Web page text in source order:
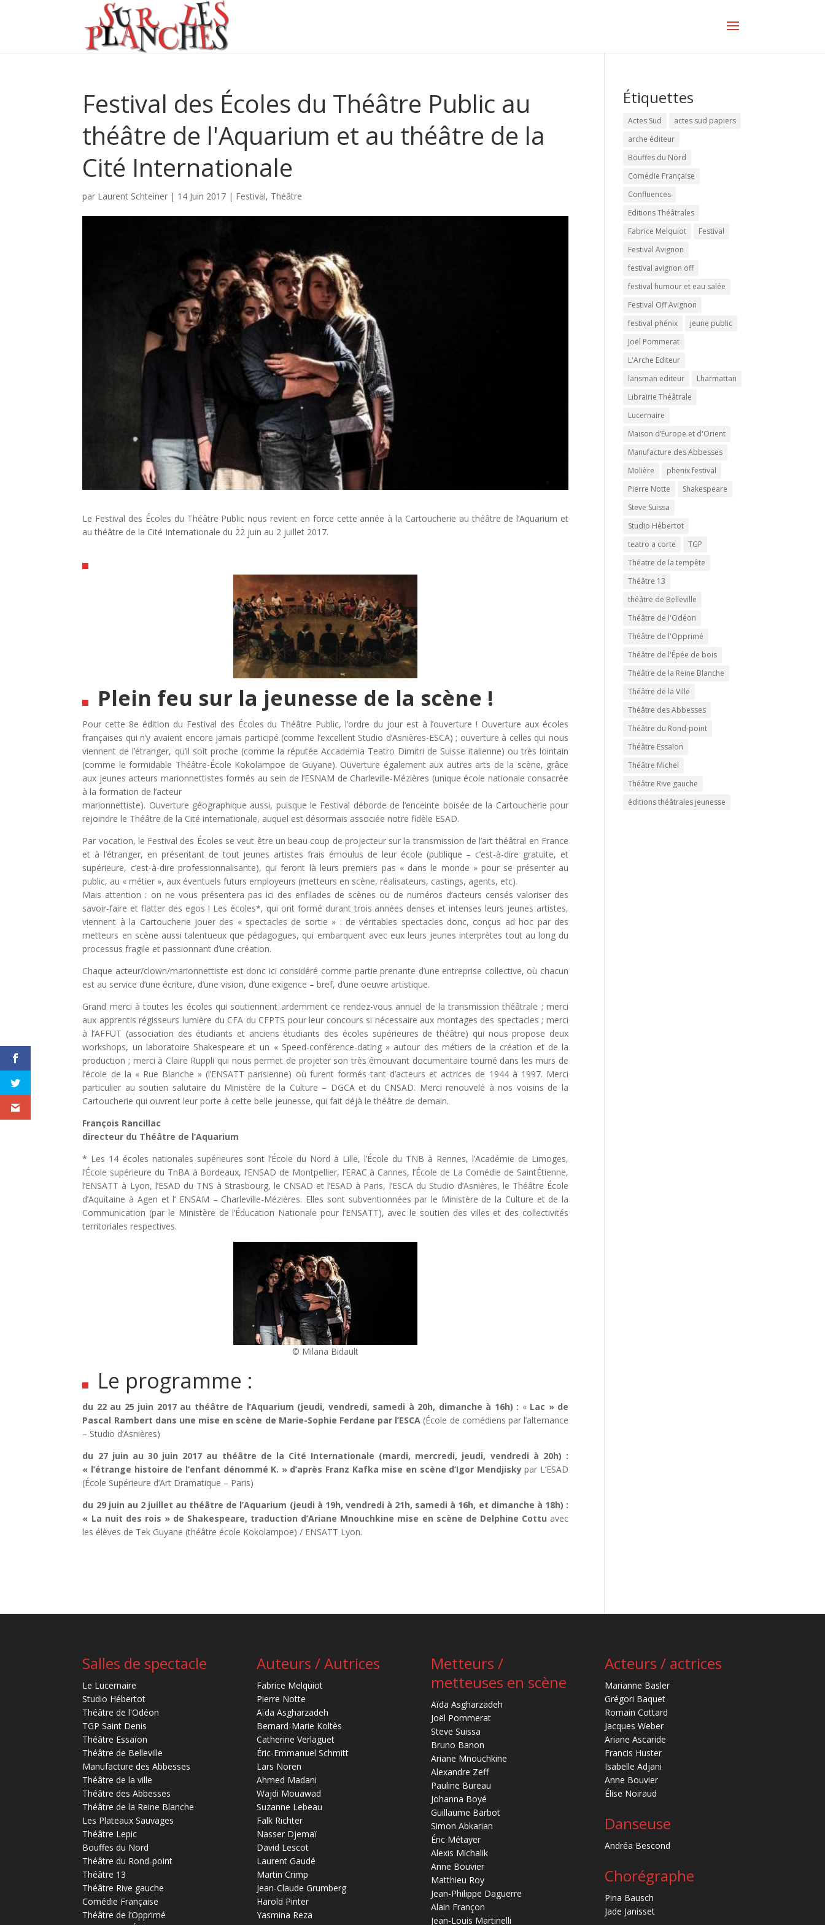
Festival des Écoles du Théâtre Public au
théâtre de l'Aquarium et au théâtre de la
Cité Internationale
par Laurent Schteiner | 14 Juin 2017 | Festival, Théâtre
Le Festival des Écoles du Théâtre Public nous revient en force cette année à la Cartoucherie au théâtre de l’Aquarium et
au théâtre de la Cité Internationale du 22 juin au 2 juillet 2017.
Plein feu sur la jeunesse de la scène !
Pour cette 8e édition du Festival des Écoles du Théâtre Public, l’ordre du jour est à l’ouverture ! Ouverture aux écoles
françaises qui n’y avaient encore jamais participé (comme l’excellent Studio d’Asnières-ESCA) ; ouverture à celles qui nous
viennent de l’étranger, qu’il soit proche (comme la réputée Accademia Teatro Dimitri de Suisse italienne) ou très lointain
(comme le formidable Théâtre-École Kokolampoe de Guyane). Ouverture également aux autres arts de la scène, grâce
aux jeunes acteurs marionnettistes formés au sein de l’ESNAM de Charleville-Mézières (unique école nationale consacrée
à la formation de l’acteur
marionnettiste). Ouverture géographique aussi, puisque le Festival déborde de l’enceinte boisée de la Cartoucherie pour
rejoindre le Théâtre de la Cité internationale, auquel est désormais associée notre fidèle ESAD.
Par vocation, le Festival des Écoles se veut être un beau coup de projecteur sur la transmission de l’art théâtral en France
et à l’étranger, en présentant de tout jeunes artistes frais émoulus de leur école (publique – c’est-à-dire gratuite, et
supérieure, c’est-à-dire professionnalisante), qui feront là leurs premiers pas « dans le monde » pour se présenter au
public, au « métier », aux éventuels futurs employeurs (metteurs en scène, réalisateurs, castings, agents, etc).
Mais attention : on ne vous présentera pas ici des enfilades de scènes ou de numéros d’acteurs censés valoriser des
savoir-faire et flatter des egos ! Les écoles*, qui ont formé durant trois années denses et intenses leurs jeunes artistes,
viennent à la Cartoucherie jouer des « spectacles de sortie » : de véritables spectacles donc, conçus ad hoc par des
metteurs en scène aussi talentueux que pédagogues, qui embarquent avec eux leurs jeunes interprètes tout au long du
processus fragile et passionnant d’une création.
Chaque acteur/clown/marionnettiste est donc ici considéré comme partie prenante d’une entreprise collective, où chacun
est au service d’une écriture, d’une vision, d’une exigence – bref, d’une oeuvre artistique.
Grand merci à toutes les écoles qui soutiennent ardemment ce rendez-vous annuel de la transmission théâtrale ; merci
aux apprentis régisseurs lumière du CFA du CFPTS pour leur concours si nécessaire aux montages des spectacles ; merci
à l’AFFUT (association des étudiants et anciens étudiants des écoles supérieures de théâtre) qui nous propose deux
workshops, un laboratoire Shakespeare et un « Speed-conférence-dating » autour des métiers de la création et de la
production ; merci à Claire Ruppli qui nous permet de projeter son très émouvant documentaire tourné dans les murs de
l’école de la « Rue Blanche » (l’ENSATT parisienne) où furent formés tant d’acteurs et actrices de 1944 à 1997. Merci
particulier au soutien salutaire du Ministère de la Culture – DGCA et du CNSAD. Merci renouvelé à nos voisins de la
Cartoucherie qui ouvrent leur porte à cette belle jeunesse, qui fait déjà le théâtre de demain.
François Rancillac
directeur du Théâtre de l’Aquarium
* Les 14 écoles nationales supérieures sont l’École du Nord à Lille, l’École du TNB à Rennes, l’Académie de Limoges,
l’École supérieure du TnBA à Bordeaux, l’ENSAD de Montpellier, l’ERAC à Cannes, l’École de La Comédie de SaintÉtienne,
l’ENSATT à Lyon, l’ESAD du TNS à Strasbourg, le CNSAD et l’ESAD à Paris, l’ESCA du Studio d’Asnières, le Théâtre École
d’Aquitaine à Agen et l’ ENSAM – Charleville-Mézières. Elles sont subventionnées par le Ministère de la Culture et de la
Communication (par le Ministère de l’Éducation Nationale pour l’ENSATT), avec le soutien des villes et des collectivités
territoriales respectives.
© Milana Bidault
Le programme :
du 22 au 25 juin 2017 au théâtre de l’Aquarium (jeudi, vendredi, samedi à 20h, dimanche à 16h) : « Lac » de
Pascal Rambert dans une mise en scène de Marie-Sophie Ferdane par l’ESCA (École de comédiens par l’alternance
– Studio d’Asnières)
du 27 juin au 30 juin 2017 au théâtre de la Cité Internationale (mardi, mercredi, jeudi, vendredi à 20h) :
« l’étrange histoire de l’enfant dénommé K. » d’après Franz Kafka mise en scène d’Igor Mendjiskypar L’ESAD
(École Supérieure d’Art Dramatique – Paris)
du 29 juin au 2 juillet au théâtre de l’Aquarium (jeudi à 19h, vendredi à 21h, samedi à 16h, et dimanche à 18h) :
« La nuit des rois » de Shakespeare, traduction d’Ariane Mnouchkine mise en scène de Delphine Cottu avec
les élèves de Tek Guyane (théâtre école Kokolampoe) / ENSATT Lyon.
Étiquettes
Actes Sud
actes sud papiers
arche éditeur
Bouffes du Nord
Comédie Française
Confluences
Editions Théâtrales
Fabrice Melquiot
Festival
Festival Avignon
festival avignon off
festival humour et eau salée
Festival Off Avignon
festival phénix
jeune public
Joël Pommerat
L'Arche Editeur
lansman editeur
Lharmattan
Librairie Théâtrale
Lucernaire
Maison d’Europe et d'Orient
Manufacture des Abbesses
Molière
phenix festival
Pierre Notte
Shakespeare
Steve Suissa
Studio Hébertot
teatro a corte
TGP
Théatre de la tempête
Théâtre 13
théâtre de Belleville
Théâtre de l'Odéon
Théâtre de l'Opprimé
Théâtre de l'Épée de bois
Théâtre de la Reine Blanche
Théâtre de la Ville
Théâtre des Abbesses
Théâtre du Rond-point
Théâtre Essaïon
Théâtre Michel
Théâtre Rive gauche
éditions théâtrales jeunesse
Salles de spectacle
Le Lucernaire
Studio Hébertot
Théâtre de l'Odéon
TGP Saint Denis
Théâtre Essaïon
Théâtre de Belleville
Manufacture des Abbesses
Théâtre de la ville
Théâtre des Abbesses
Théâtre de la Reine Blanche
Les Plateaux Sauvages
Théâtre Lepic
Bouffes du Nord
Théâtre du Rond-point
Théâtre 13
Théâtre Rive gauche
Comédie Française
Théâtre de l’Opprimé
Auteurs / Autrices
Fabrice Melquiot
Pierre Notte
Aïda Asgharzadeh
Bernard-Marie Koltès
Catherine Verlaguet
Éric-Emmanuel Schmitt
Lars Noren
Ahmed Madani
Wajdi Mouawad
Suzanne Lebeau
Falk Richter
Nasser Djemaï
David Lescot
Laurent Gaudé
Martin Crimp
Jean-Claude Grumberg
Harold Pinter
Yasmina Reza
Metteurs /
metteuses en scène
Aïda Asgharzadeh
Joël Pommerat
Steve Suissa
Bruno Banon
Ariane Mnouchkine
Alexandre Zeff
Pauline Bureau
Johanna Boyé
Guillaume Barbot
Simon Abkarian
Éric Métayer
Alexis Michalik
Anne Bouvier
Matthieu Roy
Jean-Philippe Daguerre
Alain Françon
Jean-Louis Martinelli
Acteurs / actrices
Marianne Basler
Grégori Baquet
Romain Cottard
Jacques Weber
Ariane Ascaride
Francis Huster
Isabelle Adjani
Anne Bouvier
Élise Noiraud
Danseuse
Andréa Bescond
Chorégraphe
Pina Bausch
Jade Janisset